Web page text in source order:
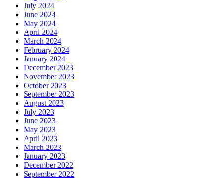
July 2024
June 2024
May 2024
April 2024
March 2024
February 2024
January 2024
December 2023
November 2023
October 2023
September 2023
August 2023
July 2023
June 2023
May 2023
April 2023
March 2023
January 2023
December 2022
September 2022